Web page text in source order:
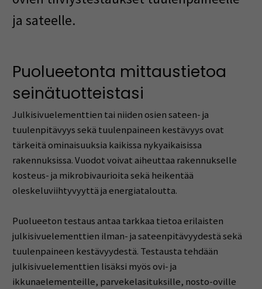
ja sateelle.
Puolueetonta mittaustietoa
seinätuotteistasi
Julkisivuelementtien tai niiden osien sateen- ja
tuulenpitävyys sekä tuulenpaineen kestävyys ovat
tärkeitä ominaisuuksia kaikissa nykyaikaisissa
rakennuksissa. Vuodot voivat aiheuttaa rakennukselle
kosteus- ja mikrobivaurioita sekä heikentää
oleskeluviihtyvyyttä ja energiataloutta.
Puolueeton testaus antaa tarkkaa tietoa erilaisten
julkisivuelementtien ilman- ja sateenpitävyydestä sekä
tuulenpaineen kestävyydestä. Testausta tehdään
julkisivuelementtien lisäksi myös ovi- ja
ikkunaelementeille, parvekelasituksille, nosto-oville